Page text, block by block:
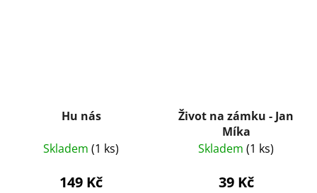
Hu nás
Skladem (1 ks)
149 Kč
Život na zámku - Jan
Míka
Skladem (1 ks)
39 Kč